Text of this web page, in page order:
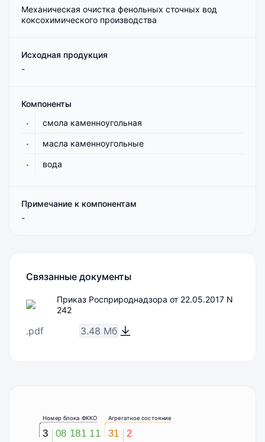
Механическая очистка фенольных сточных вод
коксохимического производства
Исходная продукция
-
Компоненты
смола каменноугольная
масла каменноугольные
вода
Примечание к компонентам
-
Связанные документы
Приказ Росприроднадзора от 22.05.2017 N
242
.pdf 3.48 Мб
3
Номер блока ФККО
08 181 11
Агрегатное состояние
31 2